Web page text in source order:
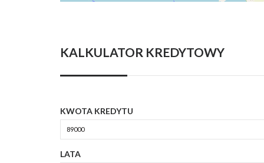
KALKULATOR KREDYTOWY
KWOTA KREDYTU
LATA